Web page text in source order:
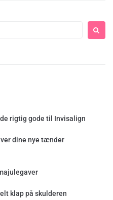
rigtig gode til Invisalign
dine nye tænder
klap på skulderen